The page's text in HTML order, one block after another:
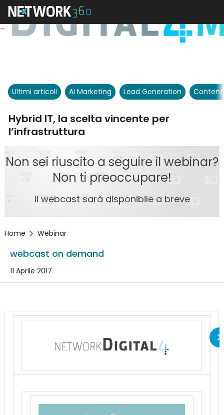
Ultimi articoli AI Marketing Lead Generation
Hybrid IT, la scelta vincente per
l’infrastruttura
Non sei riuscito a seguire il webinar?
Non ti preoccupare!
Il webcast sarà disponibile a breve
Home Webinar
webcast on demand
11 Aprile 2017